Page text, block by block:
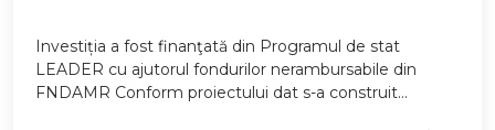
Investiția a fost finanţată din Programul de stat
LEADER cu ajutorul fondurilor nerambursabile din
FNDAMR Conform proiectului dat s-a construit…